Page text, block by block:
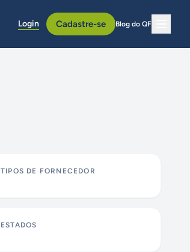
Login Cadastre-se Blog do QF
TIPOS DE FORNECEDOR
ESTADOS